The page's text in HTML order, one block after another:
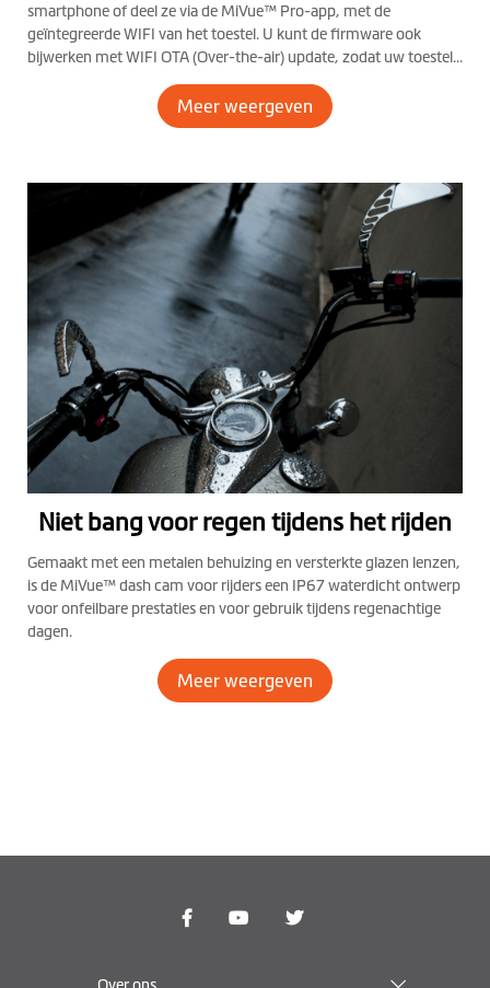
smartphone of deel ze via de MiVue™ Pro-app, met de
geïntegreerde WIFI van het toestel. U kunt de firmware ook
bijwerken met WIFI OTA (Over-the-air) update, zodat uw toestel
Meer weergeven
Niet bang voor regen tijdens het rijden
Gemaakt met een metalen behuizing en versterkte glazen lenzen,
is de MiVue™ dash cam voor rijders een IP67 waterdicht ontwerp
voor onfeilbare prestaties en voor gebruik tijdens regenachtige
dagen.
Meer weergeven